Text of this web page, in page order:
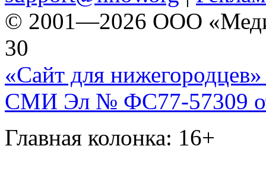
© 2001—2026 ООО
30
«Сайт для нижегородцев»
СМИ Эл № ФС77-57309
Главная колонка: 16+